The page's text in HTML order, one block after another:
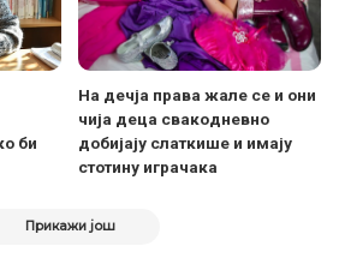
би
На дечја права жале се и они
чија деца свакодневно
добијају слаткише и имају
стотину играчака
Прикажи још